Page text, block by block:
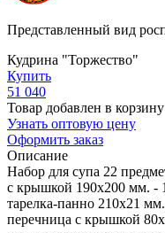
Представленный вид
Кудрина "Торжество"
Купить
51 040
Товар добавлен в корзину
Узнать оптовую цену
Оформить заказ
Описание
Набор для супа 22
с крышкой 190х200 мм. -
тарелка-панно 210х21
перечница с крышкой